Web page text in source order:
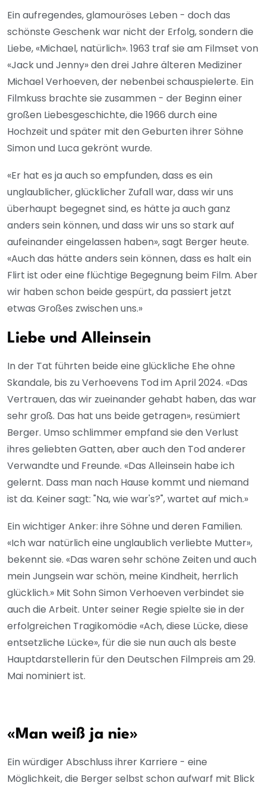
Ein aufregendes, glamouröses Leben - doch das
schönste Geschenk war nicht der Erfolg, sondern die
Liebe, «Michael, natürlich». 1963 traf sie am Filmset von
«Jack und Jenny» den drei Jahre älteren Mediziner
Michael Verhoeven, der nebenbei schauspielerte. Ein
Filmkuss brachte sie zusammen - der Beginn einer
großen Liebesgeschichte, die 1966 durch eine
Hochzeit und später mit den Geburten ihrer Söhne
Simon und Luca gekrönt wurde.
«Er hat es ja auch so empfunden, dass es ein
unglaublicher, glücklicher Zufall war, dass wir uns
überhaupt begegnet sind, es hätte ja auch ganz
anders sein können, und dass wir uns so stark auf
aufeinander eingelassen haben», sagt Berger heute.
«Auch das hätte anders sein können, dass es halt ein
Flirt ist oder eine flüchtige Begegnung beim Film. Aber
wir haben schon beide gespürt, da passiert jetzt
etwas Großes zwischen uns.»
Liebe und Alleinsein
In der Tat führten beide eine glückliche Ehe ohne
Skandale, bis zu Verhoevens Tod im April 2024. «Das
Vertrauen, das wir zueinander gehabt haben, das war
sehr groß. Das hat uns beide getragen», resümiert
Berger. Umso schlimmer empfand sie den Verlust
ihres geliebten Gatten, aber auch den Tod anderer
Verwandte und Freunde. «Das Alleinsein habe ich
gelernt. Dass man nach Hause kommt und niemand
ist da. Keiner sagt: "Na, wie war's?", wartet auf mich.»
Ein wichtiger Anker: ihre Söhne und deren Familien.
«Ich war natürlich eine unglaublich verliebte Mutter»,
bekennt sie. «Das waren sehr schöne Zeiten und auch
mein Jungsein war schön, meine Kindheit, herrlich
glücklich.» Mit Sohn Simon Verhoeven verbindet sie
auch die Arbeit. Unter seiner Regie spielte sie in der
erfolgreichen Tragikomödie «Ach, diese Lücke, diese
entsetzliche Lücke», für die sie nun auch als beste
Hauptdarstellerin für den Deutschen Filmpreis am 29.
Mai nominiert ist.
«Man weiß ja nie»
Ein würdiger Abschluss ihrer Karriere - eine
Möglichkeit, die Berger selbst schon aufwarf mit Blick